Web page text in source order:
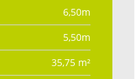
6,50m
5,50m
35,75 m²